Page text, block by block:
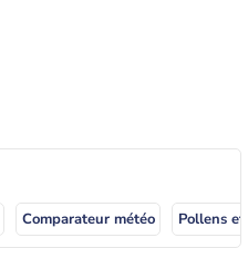
Comparateur météo Pollens